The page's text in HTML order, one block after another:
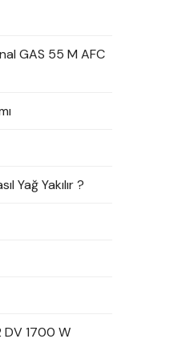
GAS 55 M AFC
Yağ Yakılır ?
DV 1700 W